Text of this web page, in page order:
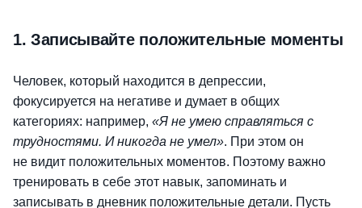
1. Записывайте положительные моменты
Человек, который находится в депрессии,
фокусируется на негативе и думает в общих
категориях: например, «Я не умею справляться с
трудностями. И никогда не умел». При этом он
не видит положительных моментов. Поэтому важно
тренировать в себе этот навык, запоминать и
записывать в дневник положительные детали. Пусть